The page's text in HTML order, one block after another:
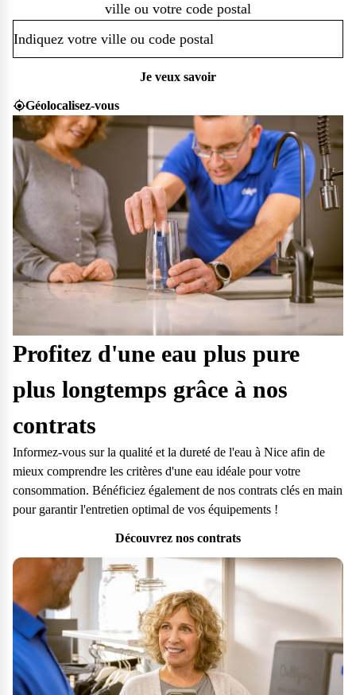
ville ou votre code postal
Je veux savoir
Géolocalisez-vous
Profitez d'une eau plus pure
plus longtemps grâce à nos
contrats
Informez-vous sur la qualité et la dureté de l'eau à Nice afin de
mieux comprendre les critères d'une eau idéale pour votre
consommation. Bénéficiez également de nos contrats clés en main
pour garantir l'entretien optimal de vos équipements !
Découvrez nos contrats